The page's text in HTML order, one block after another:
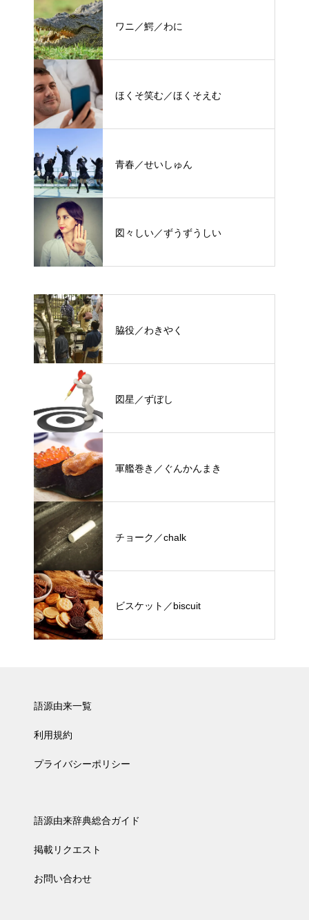
ワニ／鰐／わに
ほくそ笑む／ほくそえむ
青春／せいしゅん
図々しい／ずうずうしい
脇役／わきやく
図星／ずぼし
軍艦巻き／ぐんかんまき
チョーク／chalk
ビスケット／biscuit
語源由来一覧
利用規約
プライバシーポリシー
語源由来辞典総合ガイド
掲載リクエスト
お問い合わせ